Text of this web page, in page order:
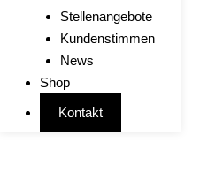
Stellenangebote
Kundenstimmen
News
Shop
Kontakt